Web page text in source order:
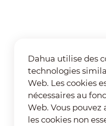
Dahua utilise des
technologies
Web. Les cookies
nécessaires au
Web. Vous pouvez
les cookies non